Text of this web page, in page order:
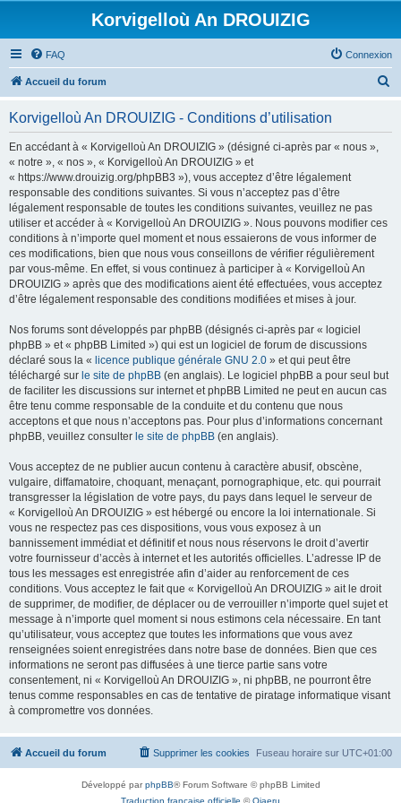
Korvigelloù An DROUIZIG
FAQ Connexion
Accueil du forum
Korvigelloù An DROUIZIG - Conditions d’utilisation
En accédant à « Korvigelloù An DROUIZIG » (désigné ci-après par « nous »,
« notre », « nos », « Korvigelloù An DROUIZIG » et
« https://www.drouizig.org/phpBB3 »), vous acceptez d’être légalement
responsable des conditions suivantes. Si vous n’acceptez pas d’être
légalement responsable de toutes les conditions suivantes, veuillez ne pas
utiliser et accéder à « Korvigelloù An DROUIZIG ». Nous pouvons modifier ces
conditions à n’importe quel moment et nous essaierons de vous informer de
ces modifications, bien que nous vous conseillons de vérifier régulièrement
par vous-même. En effet, si vous continuez à participer à « Korvigelloù An
DROUIZIG » après que des modifications aient été effectuées, vous acceptez
d’être légalement responsable des conditions modifiées et mises à jour.
Nos forums sont développés par phpBB (désignés ci-après par « logiciel
phpBB » et « phpBB Limited ») qui est un logiciel de forum de discussions
déclaré sous la « licence publique générale GNU 2.0 » et qui peut être
téléchargé sur le site de phpBB (en anglais). Le logiciel phpBB a pour seul but
de faciliter les discussions sur internet et phpBB Limited ne peut en aucun cas
être tenu comme responsable de la conduite et du contenu que nous
acceptons et que nous n’acceptons pas. Pour plus d’informations concernant
phpBB, veuillez consulter le site de phpBB (en anglais).
Vous acceptez de ne publier aucun contenu à caractère abusif, obscène,
vulgaire, diffamatoire, choquant, menaçant, pornographique, etc. qui pourrait
transgresser la législation de votre pays, du pays dans lequel le serveur de
« Korvigelloù An DROUIZIG » est hébergé ou encore la loi internationale. Si
vous ne respectez pas ces dispositions, vous vous exposez à un
bannissement immédiat et définitif et nous nous réservons le droit d’avertir
votre fournisseur d’accès à internet et les autorités officielles. L’adresse IP de
tous les messages est enregistrée afin d’aider au renforcement de ces
conditions. Vous acceptez le fait que « Korvigelloù An DROUIZIG » ait le droit
de supprimer, de modifier, de déplacer ou de verrouiller n’importe quel sujet et
message à n’importe quel moment si nous estimons cela nécessaire. En tant
qu’utilisateur, vous acceptez que toutes les informations que vous avez
renseignées soient enregistrées dans notre base de données. Bien que ces
informations ne seront pas diffusées à une tierce partie sans votre
consentement, ni « Korvigelloù An DROUIZIG », ni phpBB, ne pourront être
tenus comme responsables en cas de tentative de piratage informatique visant
à compromettre vos données.
Accueil du forum Fuseau horaire sur UTC+01:00
Supprimer les cookies
Développé parphpBB® Forum Software © phpBB Limited
Traduction française officielle ©Qiaeru